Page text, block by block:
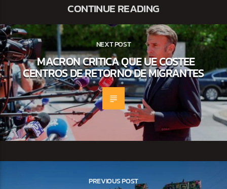
CONTINUE READING
NEXT POST
MACRON CRITICA QUE UE COSTEE
CENTROS DE RETORNO DE MIGRANTES
PREVIOUS POST